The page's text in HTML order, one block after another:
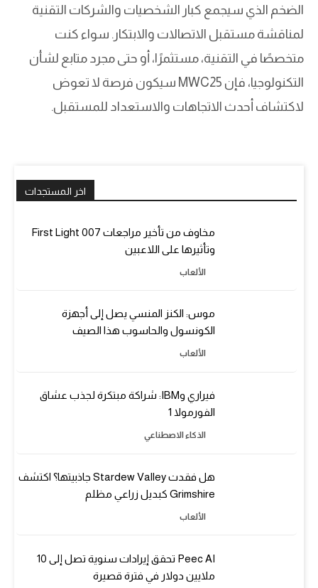
الضخم الذي سيجمع كبار الشخصيات والشركات التقنية
لمناقشة مستقبل الاتصالات والابتكار. سواء كنت
متخصصًا في التقنية، مستثمرًا، أو حتى مجرد متابع لشأن
التكنولوجيا، فإن MWC25 سيكون فرصة لا تعوض
لاكتشاف أحدث الاتجاهات والاستعداد للمستقبل.
اخر المستجدات
مخاوف من تأخير مراجعات 007 First Light
وتأثيرها على اللاعبين
الألعاب
موس: الكنز المنسي يصل إلى أجهزة
الكونسول والحاسوب هذا الصيف
الألعاب
فيراري وIBM: شراكة مبتكرة لجذب عشاق
الفورمولا 1
الذكاء الاصطناعي
هل فقدت Stardew Valley جاذبيتها؟ اكتشف
Grimshire كبديل زراعي مظلم
الألعاب
Peec AI تحقق إيرادات سنوية تصل إلى 10
ملايين دولار في فترة قصيرة